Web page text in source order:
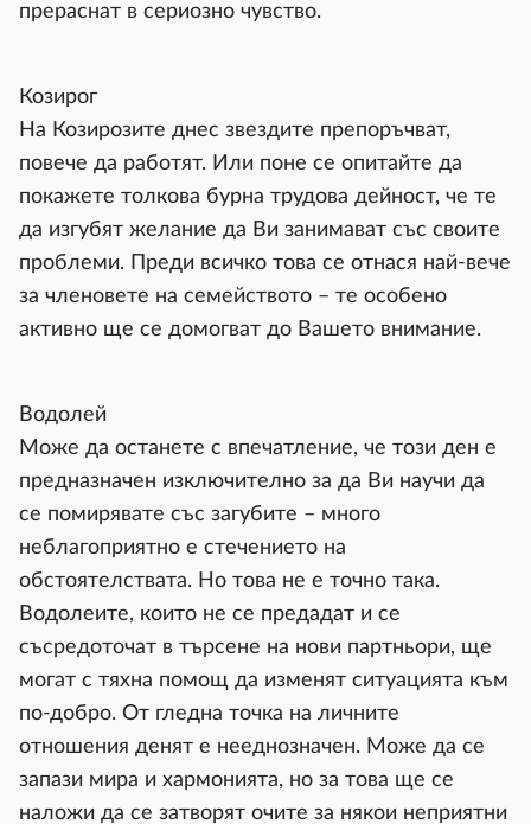
прераснат в сериозно чувство.
Козирог
На Козирозите днес звездите препоръчват,
повече да работят. Или поне се опитайте да
покажете толкова бурна трудова дейност, че те
да изгубят желание да Ви занимават със своите
проблеми. Преди всичко това се отнася най-вече
за членовете на семейството – те особено
активно ще се домогват до Вашето внимание.
Водолей
Може да останете с впечатление, че този ден е
предназначен изключително за да Ви научи да
се помирявате със загубите – много
неблагоприятно е стечението на
обстоятелствата. Но това не е точно така.
Водолеите, които не се предадат и се
съсредоточат в търсене на нови партньори, ще
могат с тяхна помощ да изменят ситуацията към
по-добро. От гледна точка на личните
отношения денят е нееднозначен. Може да се
запази мира и хармонията, но за това ще се
наложи да се затворят очите за някои неприятни